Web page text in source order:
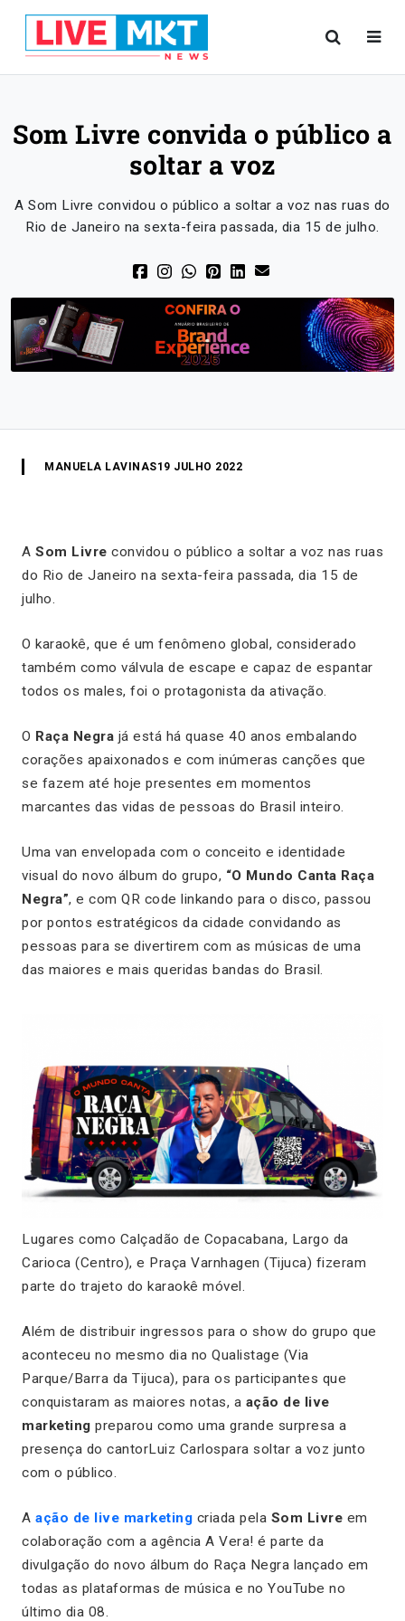
Som Livre convida o público a
soltar a voz
A Som Livre convidou o público a soltar a voz nas ruas do
Rio de Janeiro na sexta-feira passada, dia 15 de julho.
MANUELA LAVINAS19 JULHO 2022
A Som Livre convidou o público a soltar a voz nas ruas
do Rio de Janeiro na sexta-feira passada, dia 15 de
julho.
O karaokê, que é um fenômeno global, considerado
também como válvula de escape e capaz de espantar
todos os males, foi o protagonista da ativação.
O Raça Negra já está há quase 40 anos embalando
corações apaixonados e com inúmeras canções que
se fazem até hoje presentes em momentos
marcantes das vidas de pessoas do Brasil inteiro.
Uma van envelopada com o conceito e identidade
visual do novo álbum do grupo, “O Mundo Canta Raça
Negra”, e com QR code linkando para o disco, passou
por pontos estratégicos da cidade convidando as
pessoas para se divertirem com as músicas de uma
das maiores e mais queridas bandas do Brasil.
Lugares como Calçadão de Copacabana, Largo da
Carioca (Centro), e Praça Varnhagen (Tijuca) fizeram
parte do trajeto do karaokê móvel.
Além de distribuir ingressos para o show do grupo que
aconteceu no mesmo dia no Qualistage (Via
Parque/Barra da Tijuca), para os participantes que
conquistaram as maiores notas, a ação de live
marketing preparou como uma grande surpresa a
presença do cantorLuiz Carlospara soltar a voz junto
com o público.
A ação de live marketing criada pela Som Livre em
colaboração com a agência A Vera! é parte da
divulgação do novo álbum do Raça Negra lançado em
todas as plataformas de música e no YouTube no
último dia 08.